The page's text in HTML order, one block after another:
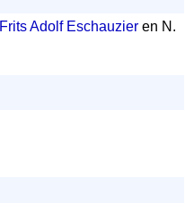
Frits Adolf Eschauzier en N.